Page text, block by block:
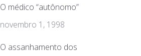
O médico “autônomo”
novembro 1, 1998
O assanhamento dos